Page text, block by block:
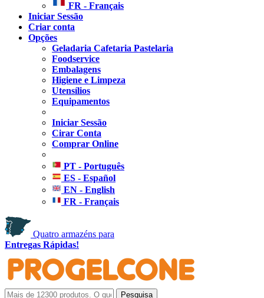
FR - Français
Iniciar Sessão
Criar conta
Opções
Geladaria Cafetaria Pastelaria
Foodservice
Embalagens
Higiene e Limpeza
Utensílios
Equipamentos
Iniciar Sessão
Cirar Conta
Comprar Online
PT - Português
ES - Español
EN - English
FR - Français
Quatro armazéns para
Entregas Rápidas!